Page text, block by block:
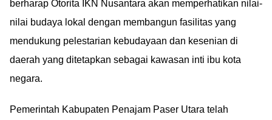
berharap Otorita IKN Nusantara akan memperhatikan nilai-
nilai budaya lokal dengan membangun fasilitas yang
mendukung pelestarian kebudayaan dan kesenian di
daerah yang ditetapkan sebagai kawasan inti ibu kota
negara.
Pemerintah Kabupaten Penajam Paser Utara telah